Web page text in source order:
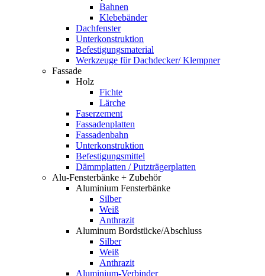
Bahnen
Klebebänder
Dachfenster
Unterkonstruktion
Befestigungsmaterial
Werkzeuge für Dachdecker/ Klempner
Fassade
Holz
Fichte
Lärche
Faserzement
Fassadenplatten
Fassadenbahn
Unterkonstruktion
Befestigungsmittel
Dämmplatten / Putzträgerplatten
Alu-Fensterbänke + Zubehör
Aluminium Fensterbänke
Silber
Weiß
Anthrazit
Aluminum Bordstücke/Abschluss
Silber
Weiß
Anthrazit
Aluminium-Verbinder